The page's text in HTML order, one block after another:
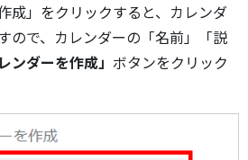
成」をクリックすると、カレンダ
ので、カレンダーの「名前」「説
ンダーを作成」 ボタンをクリック